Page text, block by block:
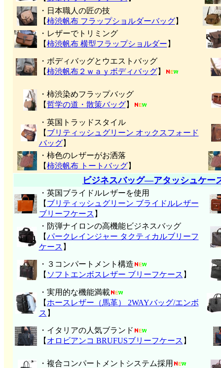
・日本職人の匠の技
【柿渋帆布 フラップショルダーバッグ】
・レザーでトリミング
【柿渋帆布 横型フラップショルダー 】
・ボディバッグとウエストバッグ
【柿渋帆布２ｗａｙボディバッグ】
・柿渋染めフラップバッグ
【哲学の道・散策バッグ】
・英国トラッドスタイル
【 ブリティッシュグリーン オックスフォード
バッグ】
・柿色のレザーがお洒落
【柿渋帆布 トートバッグ】
ビジネスバッグ―アタッシュケー
・英国ブライドルレザーを使用
【 ブリティッシュグリーン ブライドルレザー
ブリーフケース 】
・防弾ナイロンの高機能ビジネスバッグ
【パークレインジャー タクティカルブリーフ
ケース 】
・３コンパートメント構造
【 ソフトエンボスレザー ブリーフケース 】
・実用的な機能満載
【 ホースレザー（馬革） 2WAYバッグ/エンボ
ス 】
・イタリアの人気ブランド
【 オロビアンコ BRUFUSブリーフケース 】
・複合コンパートメントシステム採用